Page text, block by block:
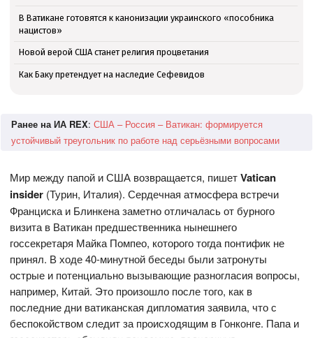
В Ватикане готовятся к канонизации украинского «пособника
нацистов»
Новой верой США станет религия процветания
Как Баку претендует на наследие Сефевидов
Ранее на ИА REX: США – Россия – Ватикан: формируется
устойчивый треугольник по работе над серьёзными вопросами
Мир между папой и США возвращается, пишетVatican
insider (Турин, Италия). Сердечная атмосфера встречи
Франциска и Блинкена заметно отличалась от бурного
визита в Ватикан предшественника нынешнего
госсекретаря Майка Помпео, которого тогда понтифик не
принял. В ходе 40-минутной беседы были затронуты
острые и потенциально вызывающие разногласия вопросы,
например, Китай. Это произошло после того, как в
последние дни ватиканская дипломатия заявила, что с
беспокойством следит за происходящим в Гонконге. Папа и